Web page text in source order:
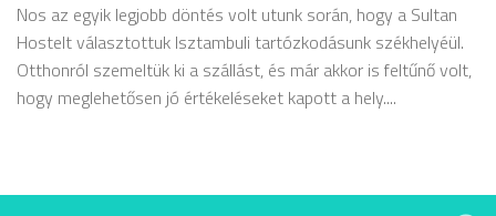
Nos az egyik legjobb döntés volt utunk során, hogy a Sultan
Hostelt választottuk Isztambuli tartózkodásunk székhelyéül.
Otthonról szemeltük ki a szállást, és már akkor is feltűnő volt,
hogy meglehetősen jó értékeléseket kapott a hely....